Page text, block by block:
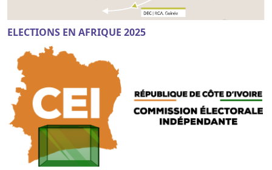
ELECTIONS EN AFRIQUE 2025